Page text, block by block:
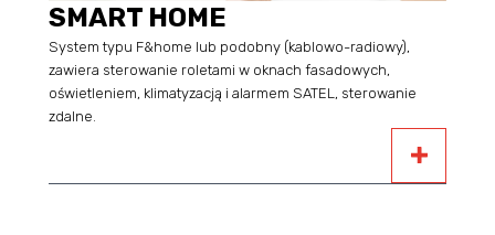
SMART HOME
System typu F&home lub podobny (kablowo-radiowy),
zawiera sterowanie roletami w oknach fasadowych,
oświetleniem, klimatyzacją i alarmem SATEL, sterowanie
zdalne.